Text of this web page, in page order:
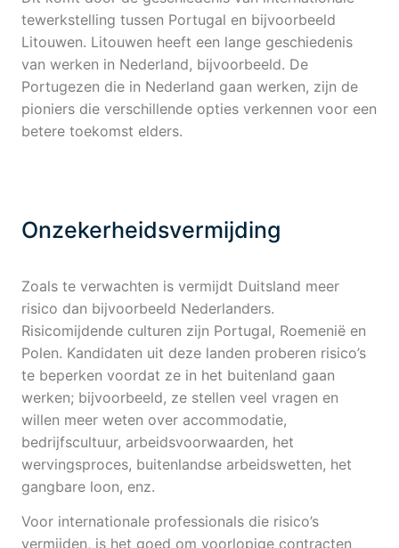
tewerkstelling tussen Portugal en bijvoorbeeld
Litouwen. Litouwen heeft een lange geschiedenis
van werken in Nederland, bijvoorbeeld. De
Portugezen die in Nederland gaan werken, zijn de
pioniers die verschillende opties verkennen voor een
betere toekomst elders.
Onzekerheidsvermijding
Zoals te verwachten is vermijdt Duitsland meer
risico dan bijvoorbeeld Nederlanders.
Risicomijdende culturen zijn Portugal, Roemenië en
Polen. Kandidaten uit deze landen proberen risico’s
te beperken voordat ze in het buitenland gaan
werken; bijvoorbeeld, ze stellen veel vragen en
willen meer weten over accommodatie,
bedrijfscultuur, arbeidsvoorwaarden, het
wervingsproces, buitenlandse arbeidswetten, het
gangbare loon, enz.
Voor internationale professionals die risico’s
vermijden, is het goed om voorlopige contracten